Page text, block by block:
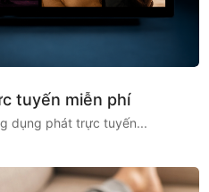
tuyến miễn phí
dụng phát trực tuyến...